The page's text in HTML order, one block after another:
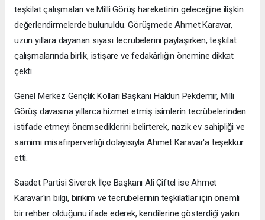
teşkilat çalışmaları ve Milli Görüş hareketinin geleceğine ilişkin
değerlendirmelerde bulunuldu. Görüşmede Ahmet Karavar,
uzun yıllara dayanan siyasi tecrübelerini paylaşırken, teşkilat
çalışmalarında birlik, istişare ve fedakârlığın önemine dikkat
çekti.
Genel Merkez Gençlik Kolları Başkanı Haldun Pekdemir, Milli
Görüş davasına yıllarca hizmet etmiş isimlerin tecrübelerinden
istifade etmeyi önemsediklerini belirterek, nazik ev sahipliği ve
samimi misafirperverliği dolayısıyla Ahmet Karavar'a teşekkür
etti.
Saadet Partisi Siverek İlçe Başkanı Ali Çiftel ise Ahmet
Karavar'ın bilgi, birikim ve tecrübelerinin teşkilatlar için önemli
bir rehber olduğunu ifade ederek, kendilerine gösterdiği yakın